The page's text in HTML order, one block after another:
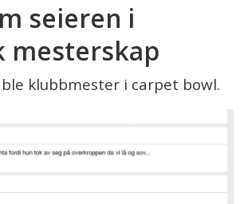
seieren i
mesterskap
klubbmester i carpet bowl.